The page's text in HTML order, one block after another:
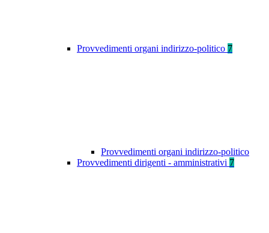
Provvedimenti organi indirizzo-politico 7
Provvedimenti organi indirizzo-politico
Provvedimenti dirigenti - amministrativi 7